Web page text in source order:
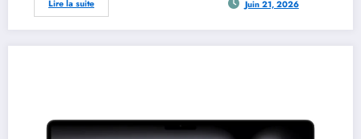
Lire la suite Juin 21, 2026